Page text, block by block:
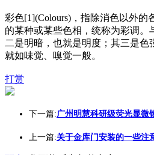
彩色[1](Colours)，指除消色以外
的某种或某些色相，统称为彩调
二是明暗，也就是明度；其三是
就如味觉、嗅觉一般。
打赏
下一篇:广州明慧科研级荧光显微
上一篇:关于金库门安装的一些注